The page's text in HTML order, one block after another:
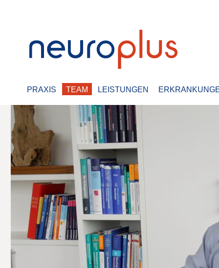
PRAXIS TEAM LEISTUNGEN